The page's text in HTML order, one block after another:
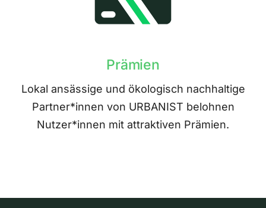
Prämien
Lokal ansässige und ökologisch nachhaltige
Partner*innen von URBANIST belohnen
Nutzer*innen mit attraktiven Prämien.